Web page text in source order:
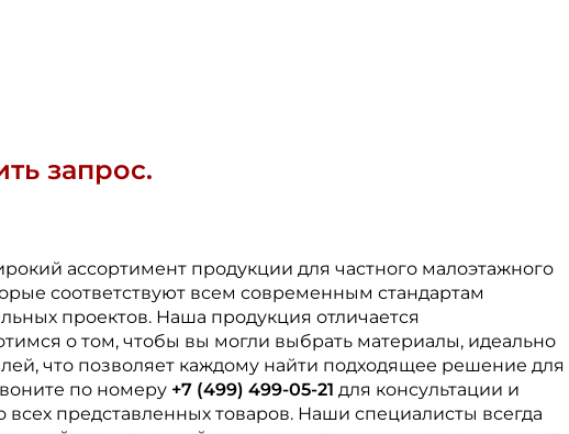
запрос.
ассортимент продукции для частного малоэтажного
соответствуют всем современным стандартам
проектов. Наша продукция отличается
о том, чтобы вы могли выбрать материалы, идеально
что позволяет каждому найти подходящее решение для
по номеру +7 (499) 499-05-21 для консультации и
представленных товаров. Наши специалисты всегда